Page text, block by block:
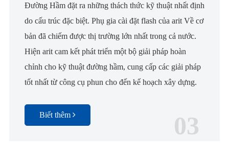
Đường Hầm đặt ra những thách thức kỹ thuật nhất định
do cấu trúc đặc biệt. Phụ gia cài đặt flash của arit Về cơ
bản đã chiếm được thị trường lớn nhất trong cả nước.
Hiện arit cam kết phát triển một bộ giải pháp hoàn
chỉnh cho kỹ thuật đường hầm, cung cấp các giải pháp
tốt nhất từ công cụ phun cho đến kế hoạch xây dựng.
Biết thêm 03